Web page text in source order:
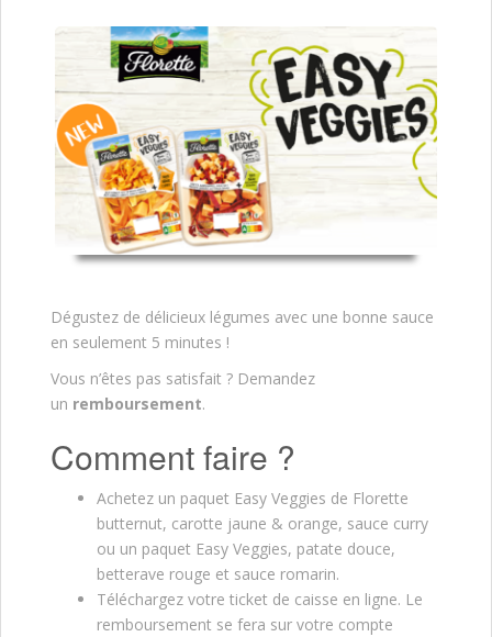
Dégustez de délicieux légumes avec une bonne sauce
en seulement 5 minutes !
Vous n’êtes pas satisfait ? Demandez
un remboursement.
Comment faire ?
Achetez un paquet Easy Veggies de Florette
butternut, carotte jaune & orange, sauce curry
ou un paquet Easy Veggies, patate douce,
betterave rouge et sauce romarin.
Téléchargez votre ticket de caisse en ligne. Le
remboursement se fera sur votre compte